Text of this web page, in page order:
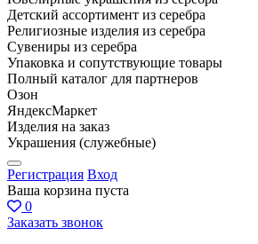
Детский ассортимент из серебра
Религиозные изделия из серебра
Сувениры из серебра
Упаковка и сопутствующие товары
Полный каталог для партнеров
Озон
ЯндексМаркет
Изделия на заказ
Украшения (служебные)
Регистрация Вход
Ваша корзина пуста
0
Заказать звонок